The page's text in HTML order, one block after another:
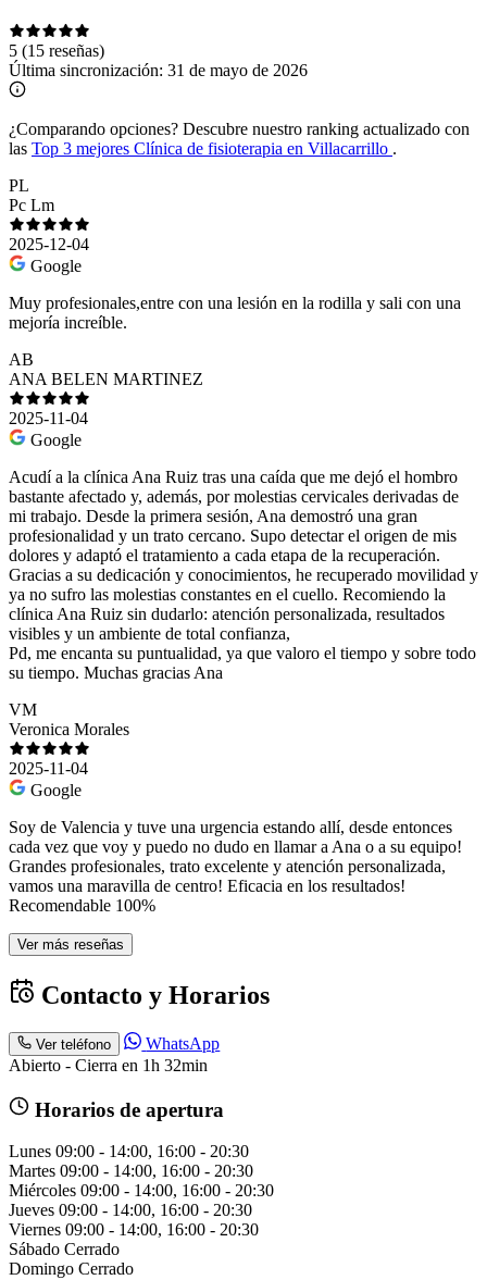
5 (15 reseñas)
Última sincronización: 31 de mayo de 2026
¿Comparando opciones? Descubre nuestro ranking actualizado con
las Top 3 mejores Clínica de fisioterapia en Villacarrillo .
PL
Pc Lm
2025-12-04
Google
Muy profesionales,entre con una lesión en la rodilla y sali con una
mejoría increíble.
AB
ANA BELEN MARTINEZ
2025-11-04
Google
Acudí a la clínica Ana Ruiz tras una caída que me dejó el hombro
bastante afectado y, además, por molestias cervicales derivadas de
mi trabajo. Desde la primera sesión, Ana demostró una gran
profesionalidad y un trato cercano. Supo detectar el origen de mis
dolores y adaptó el tratamiento a cada etapa de la recuperación.
Gracias a su dedicación y conocimientos, he recuperado movilidad y
ya no sufro las molestias constantes en el cuello. Recomiendo la
clínica Ana Ruiz sin dudarlo: atención personalizada, resultados
visibles y un ambiente de total confianza,
Pd, me encanta su puntualidad, ya que valoro el tiempo y sobre todo
su tiempo. Muchas gracias Ana
VM
Veronica Morales
2025-11-04
Google
Soy de Valencia y tuve una urgencia estando allí, desde entonces
cada vez que voy y puedo no dudo en llamar a Ana o a su equipo!
Grandes profesionales, trato excelente y atención personalizada,
vamos una maravilla de centro! Eficacia en los resultados!
Recomendable 100%
Ver más reseñas
Contacto y Horarios
Ver teléfono
WhatsApp
Abierto - Cierra en 1h 32min
Horarios de apertura
Lunes 09:00 - 14:00, 16:00 - 20:30
Martes 09:00 - 14:00, 16:00 - 20:30
Miércoles 09:00 - 14:00, 16:00 - 20:30
Jueves 09:00 - 14:00, 16:00 - 20:30
Viernes 09:00 - 14:00, 16:00 - 20:30
Sábado Cerrado
Domingo Cerrado